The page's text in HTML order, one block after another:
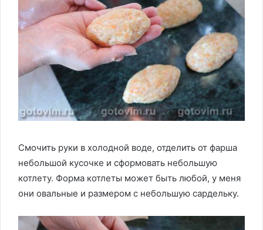
Смочить руки в холодной воде, отделить от фарша
небольшой кусочке и сформовать небольшую
котлету. Форма котлеты может быть любой, у меня
они овальные и размером с небольшую сардельку.